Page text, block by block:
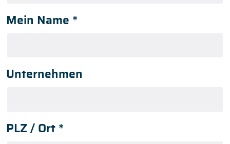
Mein Name *
Unternehmen
PLZ / Ort *